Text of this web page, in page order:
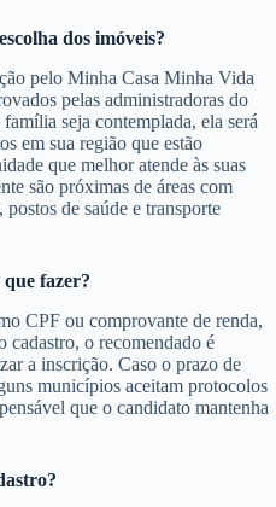
dos imóveis?
pelo Minha Casa Minha Vida
pelas administradoras do
seja contemplada, ela será
em sua região que estão
que melhor atende às suas
são próximas de áreas com
de saúde e transporte
fazer?
CPF ou comprovante de renda,
o recomendado é
a inscrição. Caso o prazo de
municípios aceitam protocolos
que o candidato mantenha